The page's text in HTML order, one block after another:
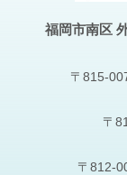
福岡市南区
〒815-
〒
〒812-